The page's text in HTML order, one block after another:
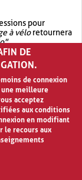
pour
à véloretournera
.
.garage OR vélo
à vélo
DE
de connexion
meilleure
acceptez
aux conditions
en modifiant
le recours aux